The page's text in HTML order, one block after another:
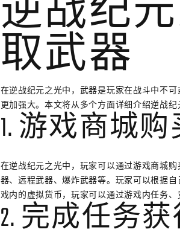
逆战纪
取武器
在逆战纪元之光中，武器是玩家在战斗中不
更加强大。本文将从多个方面详细介绍逆战
1. 游戏商城
在逆战纪元之光中，玩家可以通过游戏商城
器、远程武器、爆炸武器等。玩家可以根据
戏内的虚拟货币，玩家可以通过游戏内任务
2. 完成任务